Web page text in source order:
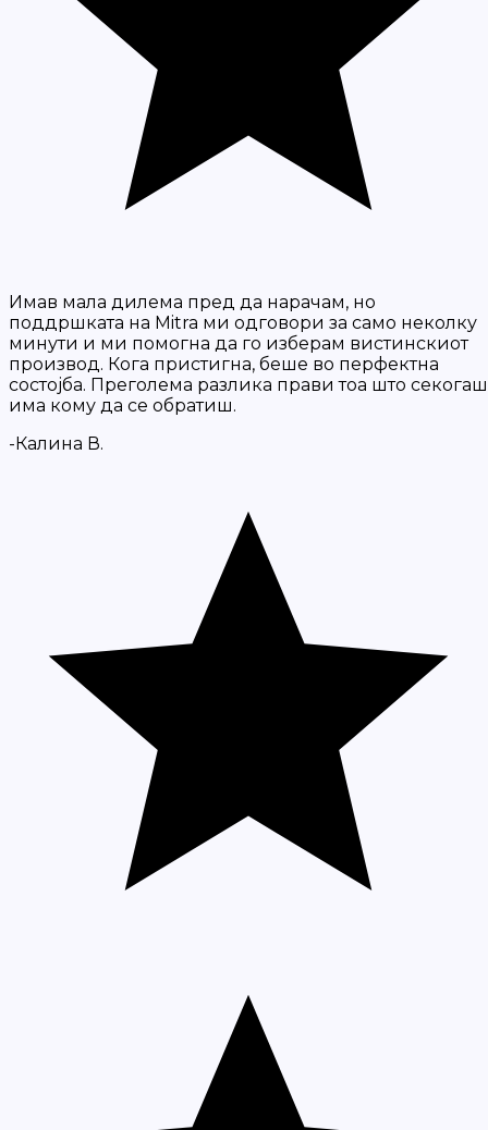
Имав мала дилема пред да нарачам, но
поддршката на Mitra ми одговори за само неколку
минути и ми помогна да го изберам вистинскиот
производ. Кога пристигна, беше во перфектна
состојба. Преголема разлика прави тоа што секогаш
има кому да се обратиш.
-Калина В.